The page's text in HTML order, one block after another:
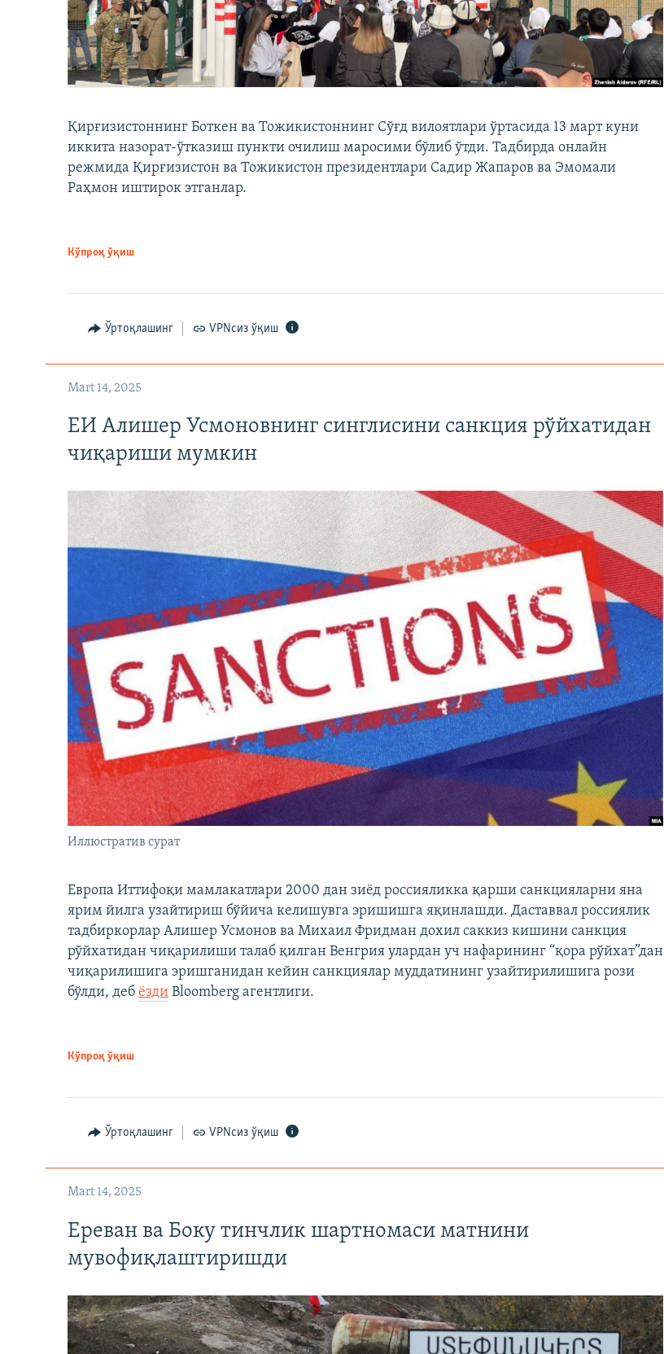
Қирғизистоннинг Боткен ва Тожикистоннинг Сўғд вилоятлари ўртасида 13 март куни
иккита назорат-ўтказиш пункти очилиш маросими бўлиб ўтди. Тадбирда онлайн
режмида Қирғизистон ва Тожикистон президентлари Садир Жапаров ва Эмомали
Раҳмон иштирок этганлар.
Кўпроқ ўқиш
Ўртоқлашинг VPNсиз ўқиш
Mart 14, 2025
ЕИ Алишер Усмоновнинг синглисини санкция рўйхатидан
чиқариши мумкин
Иллюстратив сурат
Европа Иттифоқи мамлакатлари 2000 дан зиёд россияликка қарши санкцияларни яна
ярим йилга узайтириш бўйича келишувга эришишга яқинлашди. Даставвал россиялик
тадбиркорлар Алишер Усмонов ва Михаил Фридман дохил саккиз кишини санкция
рўйхатидан чиқарилиши талаб қилган Венгрия улардан уч нафарининг “қора рўйхат”дан
чиқарилишига эришганидан кейин санкциялар муддатининг узайтирилишига рози
бўлди, деб ёзди Bloomberg агентлиги.
Кўпроқ ўқиш
Ўртоқлашинг VPNсиз ўқиш
Mart 14, 2025
Ереван ва Боку тинчлик шартномаси матнини
мувофиқлаштиришди